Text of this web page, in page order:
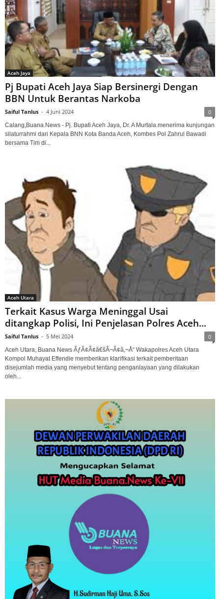
Aceh Jaya
Pj Bupati Aceh Jaya Siap Bersinergi Dengan
BBN Untuk Berantas Narkoba
Saiful Tanlus - 4 Juni 2024 0
Calang,Buana.News - Pj. Bupati Aceh Jaya, Dr. A Murtala.menerima kunjungan
silaturrahmi dari Kepala BNN Kota Banda Aceh, Kombes Pol Zahrul Bawadi
bersama Tim di...
Aceh Utara
Terkait Kasus Warga Meninggal Usai
ditangkap Polisi, Ini Penjelasan Polres Aceh...
Saiful Tanlus - 5 Mei 2024 0
Aceh Utara, Buana News ÃƒÂ¢Ã¢â€šÂ¬Ã¢â‚¬Å“ Wakapolres Aceh Utara
Kompol Muhayat Effendie memberikan klarifikasi terkait pemberitaan
disejumlah media yang menyebut tentang penganiayaan yang dilakukan
oleh...